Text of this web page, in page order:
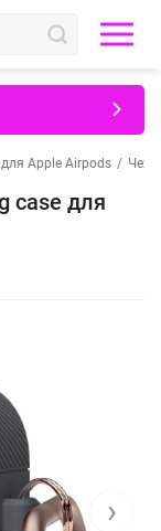
Apple Airpods /
case для
›